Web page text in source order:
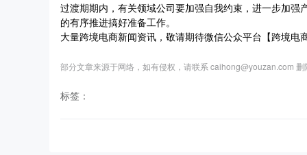
过渡期期内，有关领域公司要加强自我约束，进一步加
的有序推进搞好准备工作。
大量跨境电商新闻资讯，敬请期待微信公众平台【跨境电
部分文章来源于网络，如有侵权，请联系 caihong@youzan.com 删
标签：